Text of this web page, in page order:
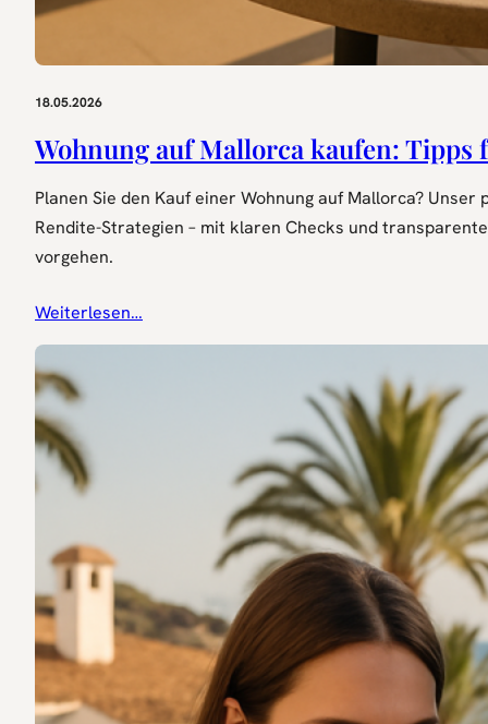
18.05.2026
Wohnung auf Mallorca kaufen: Tipps
Planen Sie den Kauf einer Wohnung auf Mallorca?
Rendite-Strategien – mit klaren Checks und
vorgehen.
Weiterlesen…